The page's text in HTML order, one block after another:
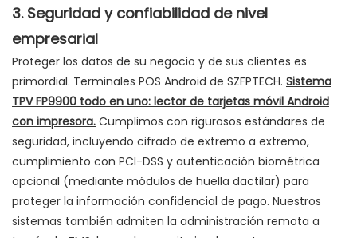
3. Seguridad y confiabilidad de nivel
empresarial
Proteger los datos de su negocio y de sus clientes es
primordial. Terminales POS Android de SZFPTECH. Sistema
TPV FP9900 todo en uno: lector de tarjetas móvil Android
con impresora. Cumplimos con rigurosos estándares de
seguridad, incluyendo cifrado de extremo a extremo,
cumplimiento con PCI-DSS y autenticación biométrica
opcional (mediante módulos de huella dactilar) para
proteger la información confidencial de pago. Nuestros
sistemas también admiten la administración remota a